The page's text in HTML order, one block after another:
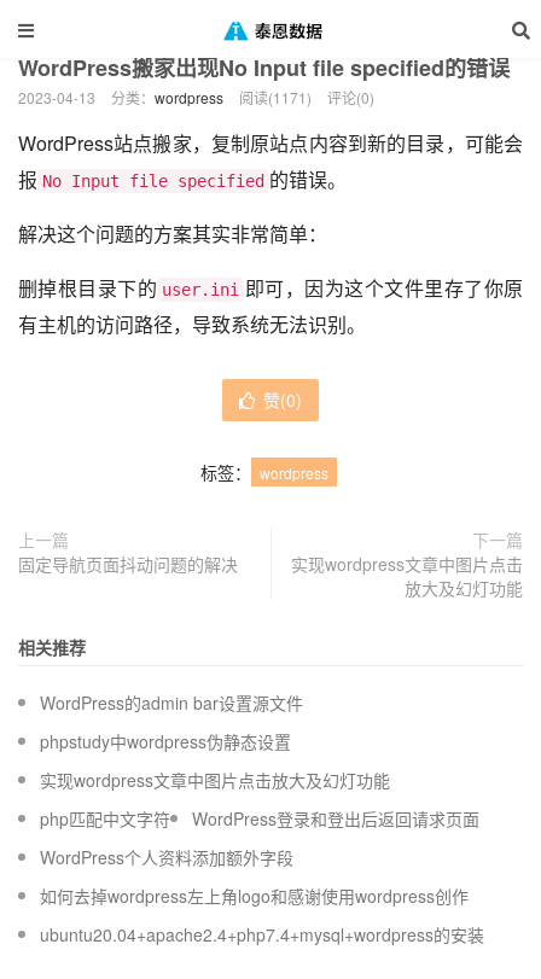
当前位置： > wordpress
WordPress搬家出现No Input file specified的错误
2023-04-13 分类： wordpress 阅读(1171) 评论(0)
WordPress站点搬家，复制原站点内容到新的目录，可能会
报 No Input file specified 的错误。
解决这个问题的方案其实非常简单：
删掉根目录下的 user.ini 即可，因为这个文件里存了你原
有主机的访问路径，导致系统无法识别。
赞(0)
标签： wordpress
上一篇
固定导航页面抖动问题的解决
下一篇
实现wordpress文章中图片点击
放大及幻灯功能
相关推荐
WordPress的admin bar设置源文件
phpstudy中wordpress伪静态设置
实现wordpress文章中图片点击放大及幻灯功能
php匹配中文字符
WordPress登录和登出后返回请求页面
WordPress个人资料添加额外字段
如何去掉wordpress左上角logo和感谢使用wordpress创作
ubuntu20.04+apache2.4+php7.4+mysql+wordpress的安装